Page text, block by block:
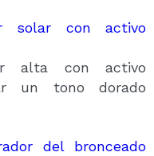
solar con activo
alta con activo
un tono dorado
del bronceado